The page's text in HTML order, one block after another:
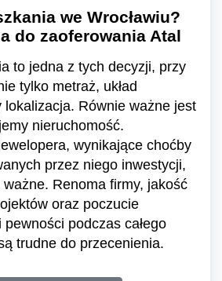
we Wrocławiu?
do zaoferowania Atal
to jedna z tych decyzji, przy
tylko metraż, układ
lokalizacja. Równie ważne jest
nieruchomość.
wynikające choćby
przez niego inwestycji,
Renoma firmy, jakość
oraz poczucie
podczas całego
trudne do przecenienia.